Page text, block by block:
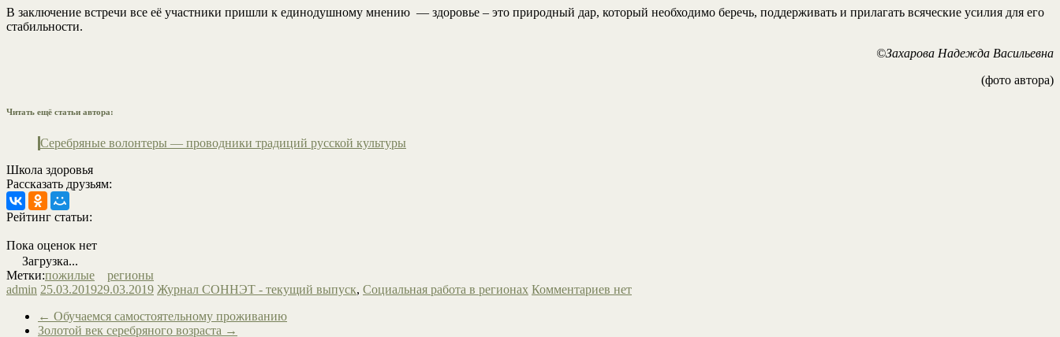
В заключение встречи все её участники пришли к единодушному мнению — здоровье – это природный дар, который необходимо беречь, поддерживать и прилагать всяческие усилия для его
стабильности.
©Захарова Надежда Васильевна
(фото автора)
Читать ещё статьи автора:
Серебряные волонтеры — проводники традиций русской культуры
Школа здоровья
Рассказать друзьям:
Рейтинг статьи:
Пока оценок нет
Загрузка...
Метки:пожилые
регионы
admin 25.03.201929.03.2019 Журнал СОННЭТ - текущий выпуск, Социальная работа в регионах Комментариев нет
← Обучаемся самостоятельному проживанию
Золотой век серебряного возраста →